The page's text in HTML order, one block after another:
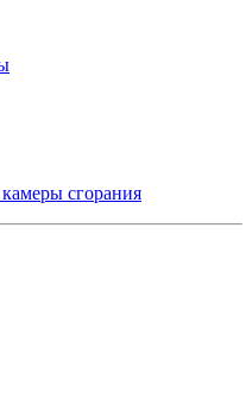
сгорания